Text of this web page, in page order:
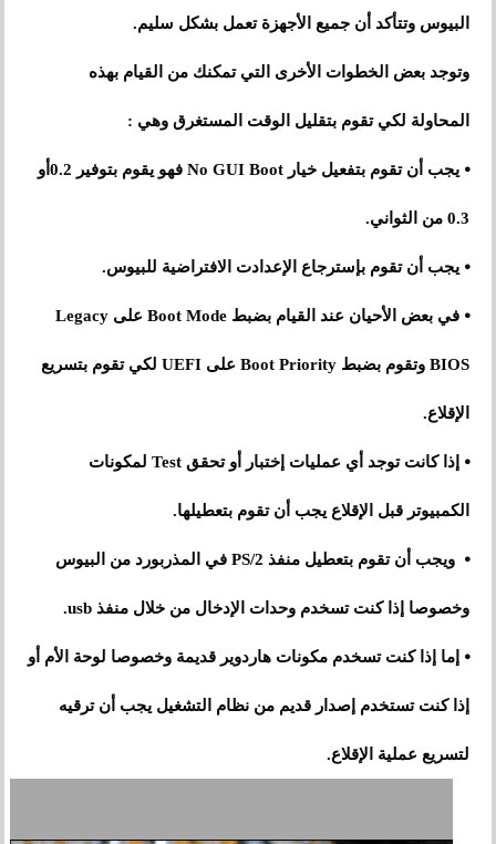
البيوس وتتأكد أن جميع الأجهزة تعمل بشكل سليم.
وتوجد بعض الخطوات الأخرى التي تمكنك من القيام بهذه
المحاولة لكي تقوم بتقليل الوقت المستغرق وهي :
⦁ يجب أن تقوم بتفعيل خيار No GUI Boot فهو يقوم بتوفير 0.2أو
0.3 من الثواني.
⦁ يجب أن تقوم بإسترجاع الإعدادت الافتراضية للبيوس.
⦁ في بعض الأحيان عند القيام بضبط Boot Mode على Legacy
BIOS وتقوم بضبط Boot Priority على UEFI لكي تقوم بتسريع
الإقلاع.
⦁ إذا كانت توجد أي عمليات إختبار أو تحقق Test لمكونات
الكمبيوتر قبل الإقلاع يجب أن تقوم بتعطيلها.
⦁ ويجب أن تقوم بتعطيل منفذ PS/2 في المذربورد من البيوس
وخصوصا إذا كنت تسخدم وحدات الإدخال من خلال منفذ usb.
⦁ إما إذا كنت تسخدم مكونات هاردوير قديمة وخصوصا لوحة الأم أو
إذا كنت تستخدم إصدار قديم من نظام التشغيل يجب أن ترقيه
لتسريع عملية الإقلاع.